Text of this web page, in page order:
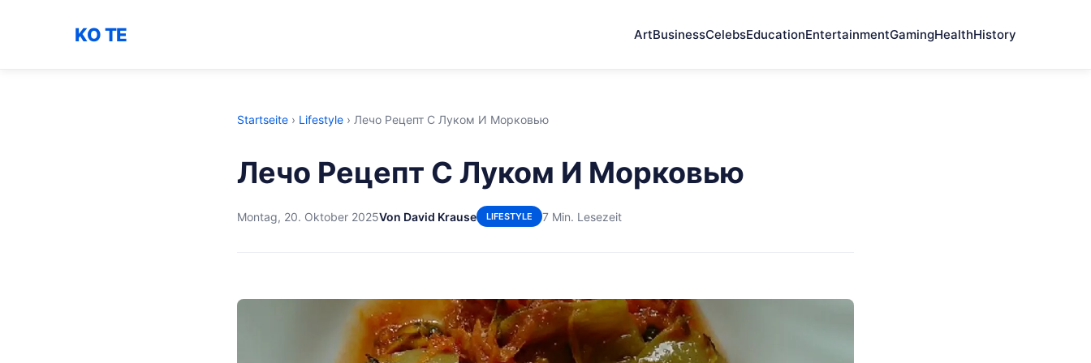
KO TE ArtBusinessCelebsEducationEntertainmentGamingHealthHistory
Startseite › Lifestyle › Лечо Рецепт С Луком И Морковью
Лечо Рецепт С Луком И Морковью
Montag, 20. Oktober 2025Von David Krause LIFESTYLE 7 Min. Lesezeit